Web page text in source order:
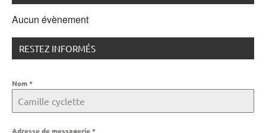
Aucun évènement
RESTEZ INFORMÉS
Nom*
Adresse de messagerie*